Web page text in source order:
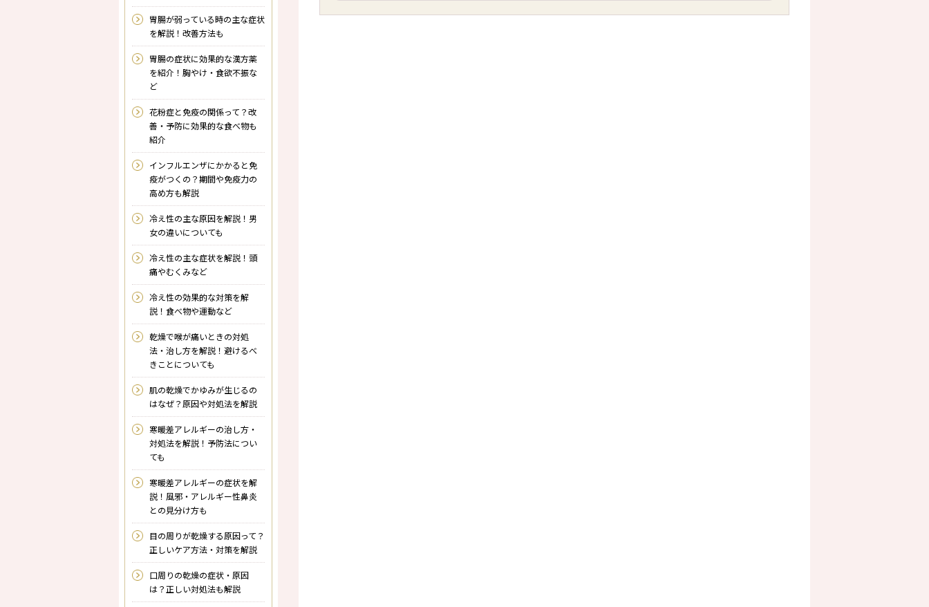
胃腸が弱っている時の主な症状
を解説！改善方法も
胃腸の症状に効果的な漢方薬
を紹介！胸やけ・食欲不振な
ど
花粉症と免疫の関係って？改
善・予防に効果的な食べ物も
紹介
インフルエンザにかかると免
疫がつくの？期間や免疫力の
高め方も解説
冷え性の主な原因を解説！男
女の違いについても
冷え性の主な症状を解説！頭
痛やむくみなど
冷え性の効果的な対策を解
説！食べ物や運動など
乾燥で喉が痛いときの対処
法・治し方を解説！避けるべ
きことについても
肌の乾燥でかゆみが生じるの
はなぜ？原因や対処法を解説
寒暖差アレルギーの治し方・
対処法を解説！予防法につい
ても
寒暖差アレルギーの症状を解
説！風邪・アレルギー性鼻炎
との見分け方も
目の周りが乾燥する原因って？
正しいケア方法・対策を解説
口周りの乾燥の症状・原因
は？正しい対処法も解説